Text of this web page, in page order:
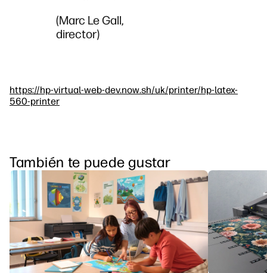
(Marc Le Gall,
director)
https://hp-virtual-web-dev.now.sh/uk/printer/hp-latex-
560-printer
También te puede gustar